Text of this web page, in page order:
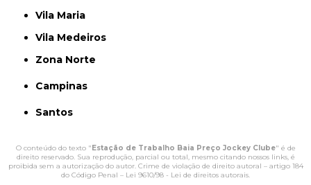
Vila Maria
Vila Medeiros
Zona Norte
Campinas
Santos
O conteúdo do texto "Estação de Trabalho Baia Preço Jockey Clube" é de
direito reservado. Sua reprodução, parcial ou total, mesmo citando nossos links, é
proibida sem a autorização do autor. Crime de violação de direito autoral – artigo 184
do Código Penal – Lei 9610/98 - Lei de direitos autorais.